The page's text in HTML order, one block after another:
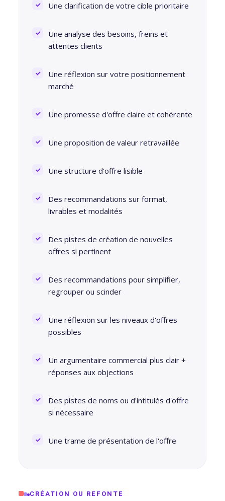
Une clarification de votre cible prioritaire
Une analyse des besoins, freins et
attentes clients
Une réflexion sur votre positionnement
marché
Une promesse d'offre claire et cohérente
Une proposition de valeur retravaillée
Une structure d'offre lisible
Des recommandations sur format,
livrables et modalités
Des pistes de création de nouvelles
offres si pertinent
Des recommandations pour simplifier,
regrouper ou scinder
Une réflexion sur les niveaux d'offres
possibles
Un argumentaire commercial plus clair +
réponses aux objections
Des pistes de noms ou d'intitulés d'offre
si nécessaire
Une trame de présentation de l'offre
CRÉATION OU REFONTE